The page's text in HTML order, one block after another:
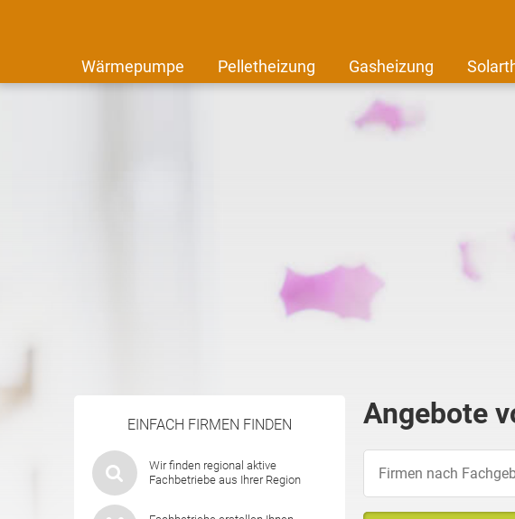
Wärmepumpe Pelletheizung Gasheizung
EINFACH FIRMEN FINDEN
Wir finden regional aktive
Fachbetriebe aus Ihrer Region
Angebote